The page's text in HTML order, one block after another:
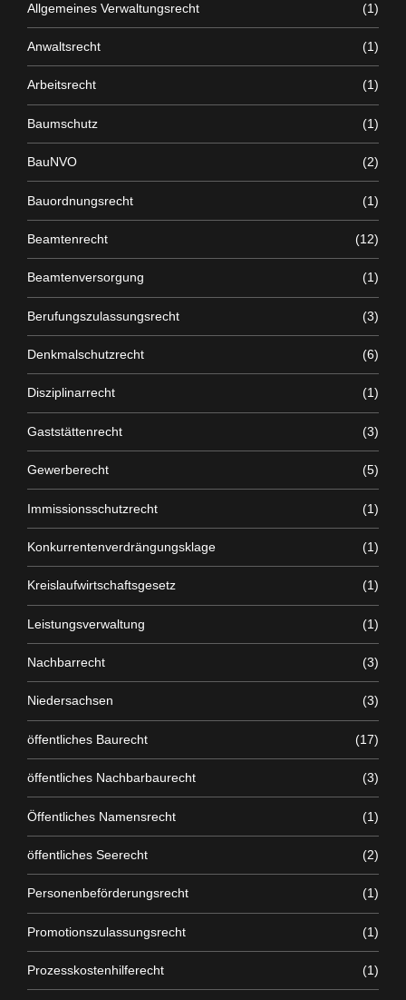
Allgemeines Verwaltungsrecht (1)
Anwaltsrecht (1)
Arbeitsrecht (1)
Baumschutz (1)
BauNVO (2)
Bauordnungsrecht (1)
Beamtenrecht (12)
Beamtenversorgung (1)
Berufungszulassungsrecht (3)
Denkmalschutzrecht (6)
Disziplinarrecht (1)
Gaststättenrecht (3)
Gewerberecht (5)
Immissionsschutzrecht (1)
Konkurrentenverdrängungsklage (1)
Kreislaufwirtschaftsgesetz (1)
Leistungsverwaltung (1)
Nachbarrecht (3)
Niedersachsen (3)
öffentliches Baurecht (17)
öffentliches Nachbarbaurecht (3)
Öffentliches Namensrecht (1)
öffentliches Seerecht (2)
Personenbeförderungsrecht (1)
Promotionszulassungsrecht (1)
Prozesskostenhilferecht (1)